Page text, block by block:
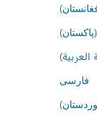
فارسى